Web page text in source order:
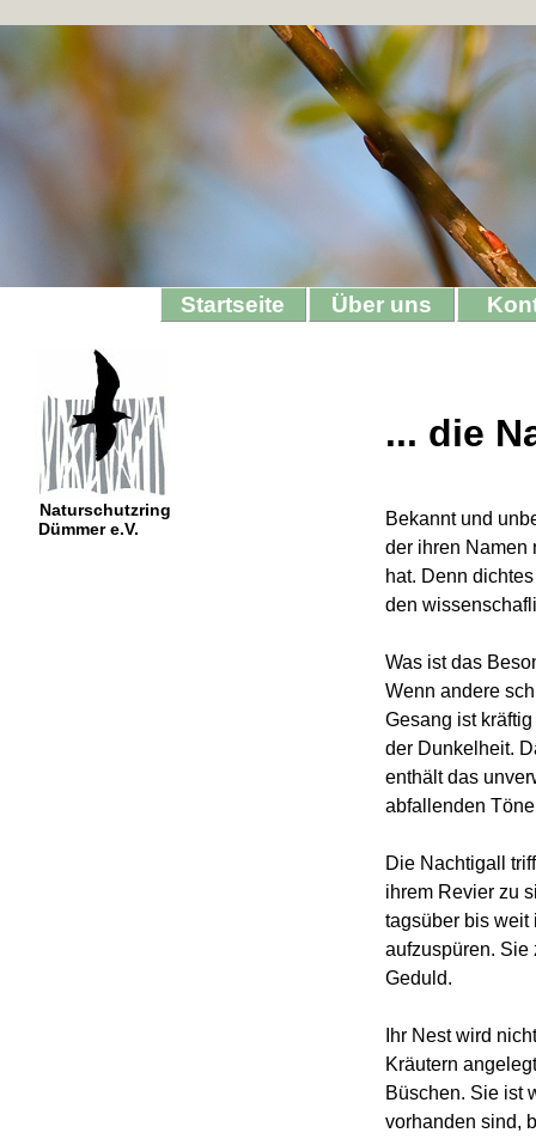
Naturschutzring
Dümmer e.V.
Startseite Über uns
... die
Bekannt und
der ihren Namen
hat. Denn
den
Was ist das
Wenn andere
Gesang ist
der Dunkelheit.
enthält das
abfallenden
Die Nachtigall
ihrem Revier zu
tagsüber bis weit
aufzuspüren. Sie
Geduld.
Ihr Nest wird
Kräutern
Büschen. Sie ist
vorhanden sind,